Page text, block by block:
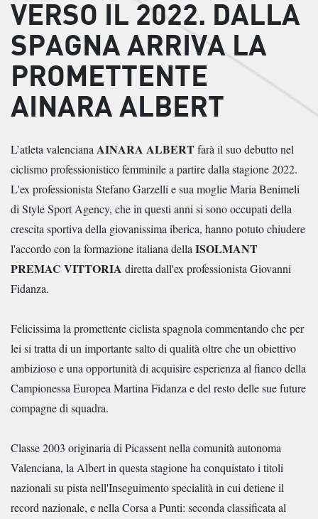
VERSO IL 2022. DALLA
SPAGNA ARRIVA LA
PROMETTENTE
AINARA ALBERT
L’atleta valencianaAINARA ALBERTfarà il suo debutto nel
ciclismo professionistico femminile a partire dalla stagione 2022.
L'ex professionista Stefano Garzelli e sua moglie Maria Benimeli
di Style Sport Agency, che in questi anni si sono occupati della
crescita sportiva della giovanissima iberica, hanno potuto chiudere
l'accordo con la formazione italiana dellaISOLMANT
PREMAC VITTORIA diretta dall'ex professionista Giovanni
Fidanza.
Felicissima la promettente ciclista spagnola commentando che per
lei si tratta di un importante salto di qualità oltre che un obiettivo
ambizioso e una opportunità di acquisire esperienza al fianco della
Campionessa Europea Martina Fidanza e del resto delle sue future
compagne di squadra.
Classe 2003 originaria di Picassent nella comunità autonoma
Valenciana, la Albert in questa stagione ha conquistato i titoli
nazionali su pista nell'Inseguimento specialità in cui detiene il
record nazionale, e nella Corsa a Punti: seconda classificata al